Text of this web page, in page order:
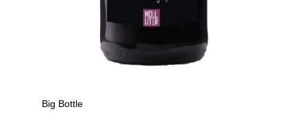
Big Bottle